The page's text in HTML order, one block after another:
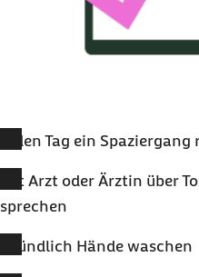
Jeden Tag ein
Mit Arzt oder Ärztin über
sprechen
Gründlich Hände waschen